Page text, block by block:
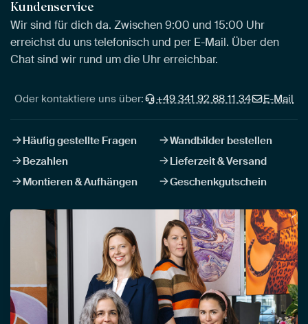
Kundenservice
Wir sind für dich da. Zwischen 9:00 und 15:00 Uhr
erreichst du uns telefonisch und per E-Mail. Über den
Chat sind wir rund um die Uhr erreichbar.
Oder kontaktiere uns über: +49 341 92 88 11 34 E-Mail
Häufig gestellte Fragen
Wandbilder bestellen
Bezahlen
Lieferzeit & Versand
Montieren & Aufhängen
Geschenkgutschein